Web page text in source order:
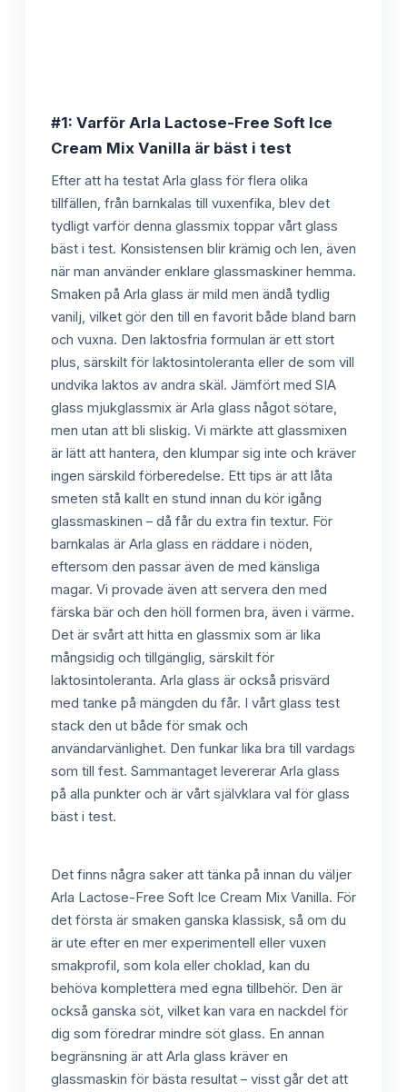
#1: Varför Arla Lactose-Free Soft Ice
Cream Mix Vanilla är bäst i test
Efter att ha testat Arla glass för flera olika
tillfällen, från barnkalas till vuxenfika, blev det
tydligt varför denna glassmix toppar vårt glass
bäst i test. Konsistensen blir krämig och len, även
när man använder enklare glassmaskiner hemma.
Smaken på Arla glass är mild men ändå tydlig
vanilj, vilket gör den till en favorit både bland barn
och vuxna. Den laktosfria formulan är ett stort
plus, särskilt för laktosintoleranta eller de som vill
undvika laktos av andra skäl. Jämfört med SIA
glass mjukglassmix är Arla glass något sötare,
men utan att bli sliskig. Vi märkte att glassmixen
är lätt att hantera, den klumpar sig inte och kräver
ingen särskild förberedelse. Ett tips är att låta
smeten stå kallt en stund innan du kör igång
glassmaskinen – då får du extra fin textur. För
barnkalas är Arla glass en räddare i nöden,
eftersom den passar även de med känsliga
magar. Vi provade även att servera den med
färska bär och den höll formen bra, även i värme.
Det är svårt att hitta en glassmix som är lika
mångsidig och tillgänglig, särskilt för
laktosintoleranta. Arla glass är också prisvärd
med tanke på mängden du får. I vårt glass test
stack den ut både för smak och
användarvänlighet. Den funkar lika bra till vardags
som till fest. Sammantaget levererar Arla glass
på alla punkter och är vårt självklara val för glass
bäst i test.
Det finns några saker att tänka på innan du väljer
Arla Lactose-Free Soft Ice Cream Mix Vanilla. För
det första är smaken ganska klassisk, så om du
är ute efter en mer experimentell eller vuxen
smakprofil, som kola eller choklad, kan du
behöva komplettera med egna tillbehör. Den är
också ganska söt, vilket kan vara en nackdel för
dig som föredrar mindre söt glass. En annan
begränsning är att Arla glass kräver en
glassmaskin för bästa resultat – visst går det att